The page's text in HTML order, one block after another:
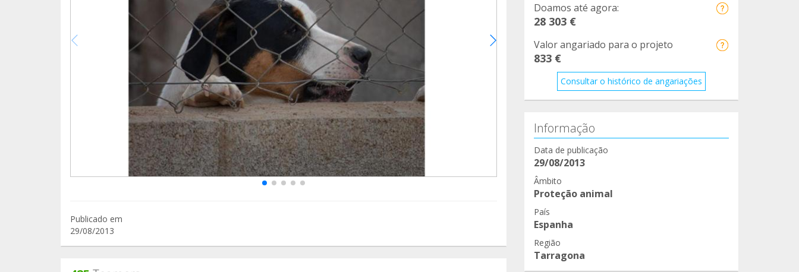
Publicado em
29/08/2013
Doamos até agora:
28 303 €
Valor angariado para o projeto
833 €
Consultar o histórico de angariações
Informação
Data de publicação
29/08/2013
Âmbito
Proteção animal
País
Espanha
Região
Tarragona